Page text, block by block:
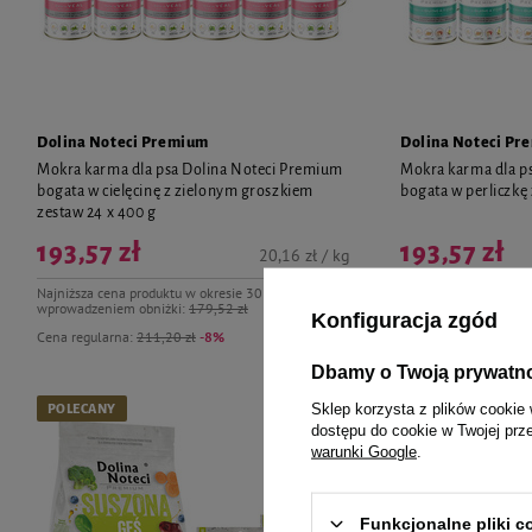
Dolina Noteci Premium
Mokra karma dla psa Dolina Noteci Premium
bogata w cielęcinę z zielonym groszkiem
zestaw 24 x 400 g
Cena regularna: 211,20 zł -8%
193,57 zł
Najniższa cena produktu w okresie 30 dni przed
wprowadzeniem obniżki: 179,52 zł
20,16 zł / kg
Dolina Noteci
Mokra karma dla
bogata w perliczkę
Cena regularna:
193,57 zł
wprowadzeniem
POLECANY POLECANY
Konfiguracja zgód
Dbamy o Twoją
Sklep korzysta z plików cookie
dostępu do cookie w Twojej
warunki Google
Funkcjonalne pliki